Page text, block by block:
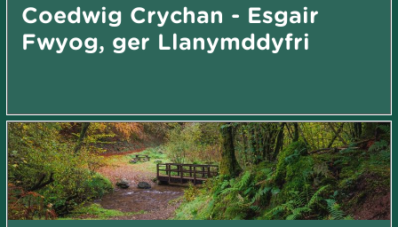
Coedwig Crychan - Esgair
Fwyog, ger Llanymddyfri